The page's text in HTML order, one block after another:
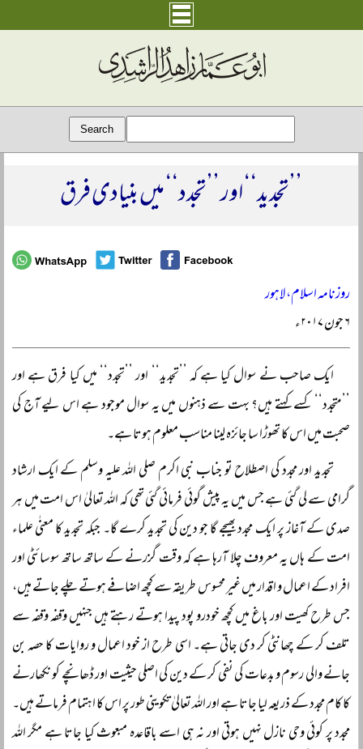
’’تجدید‘‘ اور ’’تجدد‘‘ میں بنیادی فرق
روزنامہ اسلام، لاہور
۶ جون ۲۰۱۷ء
ایک صاحب نے سوال کیا ہے کہ ’’تجدید‘‘ اور ’’تجدد‘‘ میں کیا فرق ہے اور
’’متجدد‘‘ کسے کہتے ہیں؟ بہت سے ذہنوں میں یہ سوال موجود ہے اس لیے آج کی
صحبت میں اس کا تھوڑا سا جائزہ لینا مناسب معلوم ہوتا ہے۔
تجدید اور مجدد کی اصطلاح تو جناب نبی اکرم صلی اللہ علیہ وسلم کے ایک ارشاد
گرامی سے لی گئی ہے جس میں یہ پیش گوئی فرمائی گئی تھی کہ اللہ تعالیٰ اس امت میں ہر
صدی کے آغاز پر ایک مجدد بھیجے گا جو دین کی تجدید کرے گا۔ جبکہ تجدید کا معنٰی علماء
امت کے ہاں یہ معروف چلا آرہا ہے کہ وقت گزرنے کے ساتھ ساتھ سوسائٹی اور
افراد کے اعمال و اقدار میں غیر محسوس طریقہ سے کچھ اضافے ہوتے چلے جاتے ہیں،
جس طرح کھیت اور باغ میں کچھ خودرو پود پیدا ہوتے رہتے ہیں جنہیں وقفہ وقفہ سے
تلف کر کے چھانٹی کر دی جاتی ہے۔ اسی طرح از خود اعمال و روایات کا حصہ بن
جانے والی رسوم و بدعات کی نفی کر کے دین کی اصلی حیثیت اور ڈھانچے کو نکھارنے
کا کام مجدد کے ذریعہ لیا جاتا ہے اور اللہ تعالیٰ تکوینی طور پر اس کا اہتمام فرماتے ہیں۔
مجدد پر کوئی وحی نازل نہیں ہوتی اور نہ ہی اسے باقاعدہ مبعوث کیا جاتا ہے مگر اللہ